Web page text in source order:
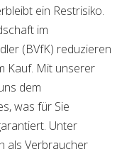
ein Restrisiko.
im
(BVfK) reduzieren
Kauf. Mit unserer
dem
was für Sie
Unter
als Verbraucher